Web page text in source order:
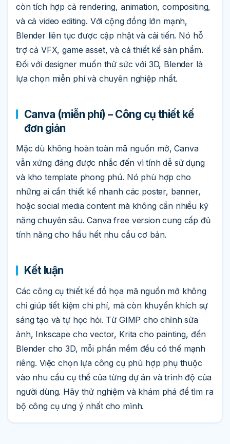
còn tích hợp cả rendering, animation, compositing,
và cả video editing. Với cộng đồng lớn mạnh,
Blender liên tục được cập nhật và cải tiến. Nó hỗ
trợ cả VFX, game asset, và cả thiết kế sản phẩm.
Đối với designer muốn thử sức với 3D, Blender là
lựa chọn miễn phí và chuyên nghiệp nhất.
Canva (miễn phí) – Công cụ thiết kế
đơn giản
Mặc dù không hoàn toàn mã nguồn mở, Canva
vẫn xứng đáng được nhắc đến vì tính dễ sử dụng
và kho template phong phú. Nó phù hợp cho
những ai cần thiết kế nhanh các poster, banner,
hoặc social media content mà không cần nhiều kỹ
năng chuyên sâu. Canva free version cung cấp đủ
tính năng cho hầu hết nhu cầu cơ bản.
Kết luận
Các công cụ thiết kế đồ họa mã nguồn mở không
chỉ giúp tiết kiệm chi phí, mà còn khuyến khích sự
sáng tạo và tự học hỏi. Từ GIMP cho chỉnh sửa
ảnh, Inkscape cho vector, Krita cho painting, đến
Blender cho 3D, mỗi phần mềm đều có thế mạnh
riêng. Việc chọn lựa công cụ phù hợp phụ thuộc
vào nhu cầu cụ thể của từng dự án và trình độ của
người dùng. Hãy thử nghiệm và khám phá để tìm ra
bộ công cụ ưng ý nhất cho mình.